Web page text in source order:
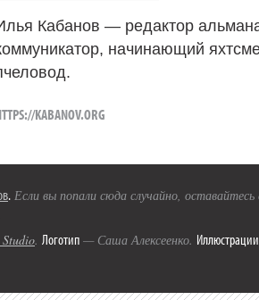
Кабанов — редактор
начинающий
KABANOV.ORG
. Если вы попали сюда случайно,
Studio. Логотип — Саша Алексеенко. Иллюстрации